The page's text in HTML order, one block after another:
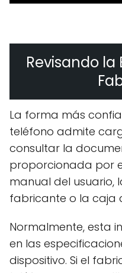
Revisando
La forma más
teléfono admite
consultar la
proporcionada por
manual del usuario,
fabricante o la caja
Normalmente, esta
en las
dispositivo. Si el